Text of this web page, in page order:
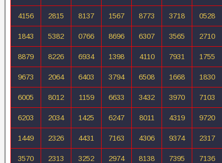
4156 2815 8137 1567 8773 3718 0528
1843 5382 0766 8696 6307 3565 2710
8879 8226 6934 1398 4110 7931 1755
9673 2064 6403 3794 6508 1668 1830
6005 8012 1159 6633 3432 3970 7103
6203 2034 1425 6247 8011 4319 9720
1449 2326 4431 7163 4306 9374 2317
3570 2313 3252 2974 8138 7395 7136